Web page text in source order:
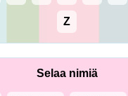
Z
Selaa nimiä